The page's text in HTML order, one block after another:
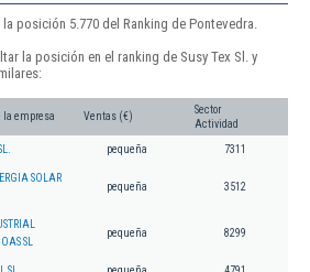
la posición 5.770 del Ranking de Pontevedra.
la posición en el ranking de Susy Tex Sl. y
la empresa Ventas (€)
Sector
Actividad
pequeña 7311
SOLAR
pequeña 3512
SL
pequeña 8299